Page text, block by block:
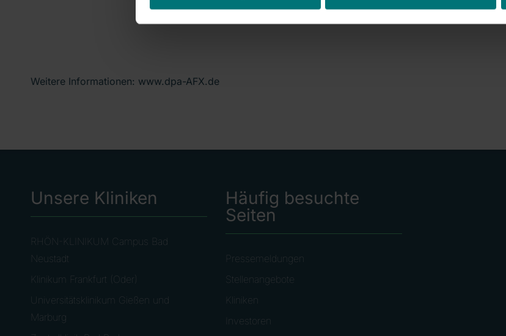
Weitere Informationen: www.dpa-AFX.de
Unsere Kliniken
RHÖN-KLINIKUM Campus Bad
Neustadt
Klinikum Frankfurt (Oder)
Universitätsklinikum Gießen und
Marburg
Häufig besuchte
Seiten
Pressemeldungen
Stellenangebote
Kliniken
Investoren